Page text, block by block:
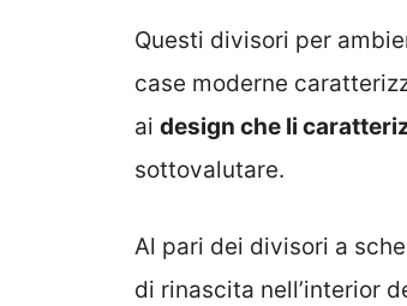
Questi divisori per
case moderne
ai design che li
sottovalutare.
Al pari dei divisori a
di rinascita nell’interior